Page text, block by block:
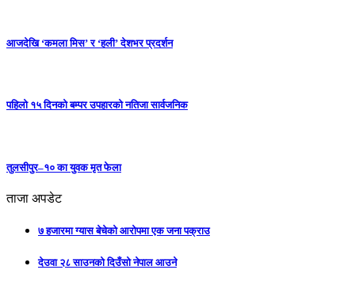
आजदेखि ‘कमला मिस’ र ‘हली’ देशभर प्रदर्शन
पहिलो १५ दिनको बम्पर उपहारको नतिजा सार्वजनिक
तुलसीपुर–१० का युवक मृत फेला
ताजा अपडेट
७ हजारमा ग्यास बेचेको आरोपमा एक जना पक्राउ
देउवा २८ साउनको दिउँसो नेपाल आउने